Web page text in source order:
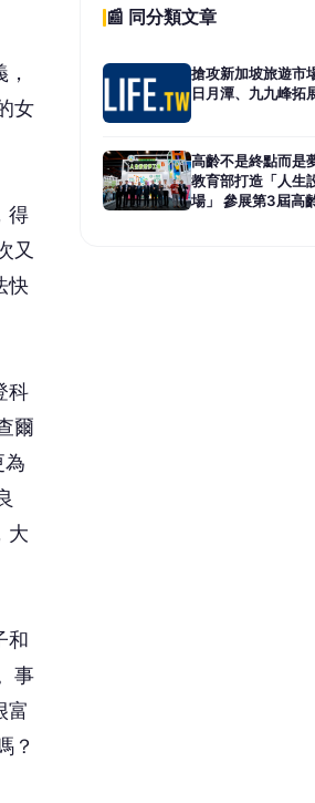
女
得
又
快
科
爾
為
大
和
事
富
？
📰 同分類文章
搶攻新加坡旅遊市
日月潭、九九峰拓
高齡不是終點而是
教育部打造「人生
場」 參展第3屆高